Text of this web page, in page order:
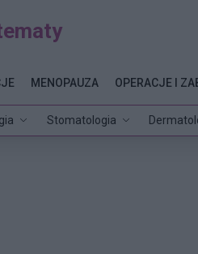
Stomatologia
MENOPAUZA OPERACJE I